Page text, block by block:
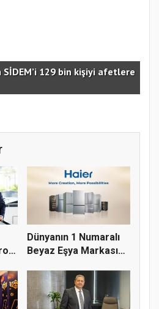
SİDEM’i 129 bin kişiyi afetlere
Dünyanın 1 Numaralı
Beyaz Eşya Markası